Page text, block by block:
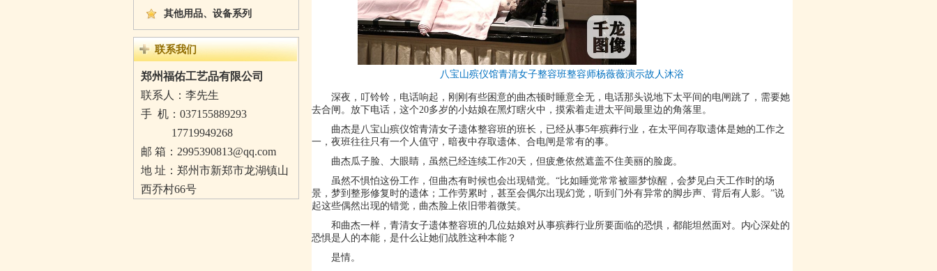
其他用品、设备系列
联系我们
郑州福佑工艺品有限公司
联系人：李先生
手 机： 037155889293
17719949268
邮 箱：2995390813@qq.com
地 址：郑州市新郑市龙湖镇山
西乔村66号
八宝山殡仪馆青清女子整容班整容师杨薇薇演示故人沐浴
深夜，叮铃铃，电话响起，刚刚有些困意的曲杰顿时睡意全无，电话那头说地下太平间的电闸跳了，需要她
去合闸。放下电话，这个20多岁的小姑娘在黑灯瞎火中，摸索着走进太平间最里边的角落里。
曲杰是八宝山殡仪馆青清女子遗体整容班的班长，已经从事5年殡葬行业，在太平间存取遗体是她的工作之
一，夜班往往只有一个人值守，暗夜中存取遗体、合电闸是常有的事。
曲杰瓜子脸、大眼睛，虽然已经连续工作20天，但疲惫依然遮盖不住美丽的脸庞。
虽然不惧怕这份工作，但曲杰有时候也会出现错觉。“比如睡觉常常被噩梦惊醒，会梦见白天工作时的场
景，梦到整形修复时的遗体；工作劳累时，甚至会偶尔出现幻觉，听到门外有异常的脚步声、背后有人影。”说
起这些偶然出现的错觉，曲杰脸上依旧带着微笑。
和曲杰一样，青清女子遗体整容班的几位姑娘对从事殡葬行业所要面临的恐惧，都能坦然面对。内心深处的
恐惧是人的本能，是什么让她们战胜这种本能？
是情。